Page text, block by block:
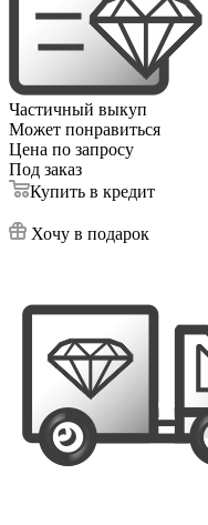
Частичный выкуп
Может понравиться
Цена по запросу
Под заказ
Купить в кредит
Хочу в подарок